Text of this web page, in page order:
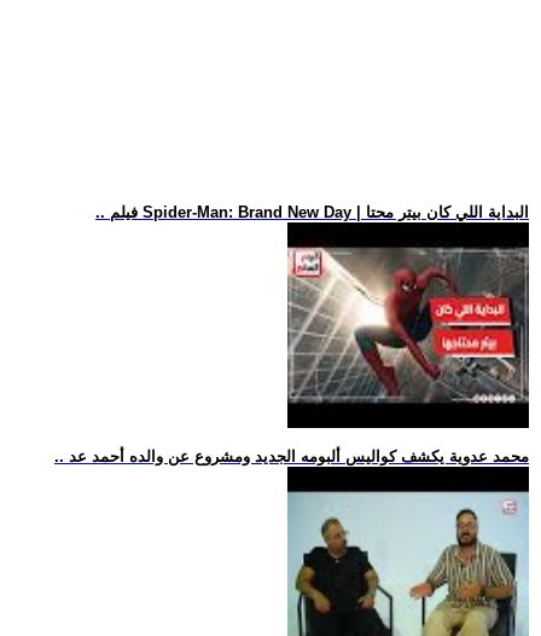
.. فيلم Spider-Man: Brand New Day | البداية اللي كان بيتر محتا
.. محمد عدوية يكشف كواليس ألبومه الجديد ومشروع عن والده أحمد عد